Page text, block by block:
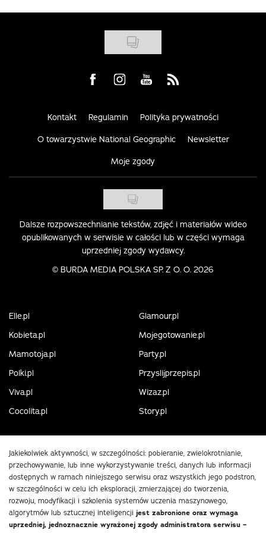
Visit us on Facebook
Visit us on Instagram
Visit us on Youtube
Visit us on Rss
Kontakt Regulamin Polityka prywatności
O towarzystwie National Geographic Newsletter
Moje zgody
Dalsze rozpowszechnianie tekstów, zdjęć i materiałów wideo
opublikowanych w serwisie w całości lub w części wymaga
uprzedniej zgody wydawcy.
© BURDA MEDIA POLSKA SP. Z O. O. 2026
Elle.pl
Glamour.pl
Kobieta.pl
Mojegotowanie.pl
Mamotoja.pl
Party.pl
Polki.pl
Przyslijprzepis.pl
Viva.pl
Wizaz.pl
Cocolita.pl
Story.pl
Jakiekolwiek aktywności, w szczególności: pobieranie, zwielokrotnianie,
przechowywanie, lub inne wykorzystywanie treści, danych lub informacji
dostępnych w ramach niniejszego serwisu oraz wszystkich jego podstron,
w szczególności w celu ich eksploracji, zmierzającej do tworzenia,
rozwoju, modyfikacji i szkolenia systemów uczenia maszynowego,
algorytmów lub sztucznej inteligencji jest zabronione oraz wymaga
uprzedniej, jednoznacznie wyrażonej zgody administratora serwisu –